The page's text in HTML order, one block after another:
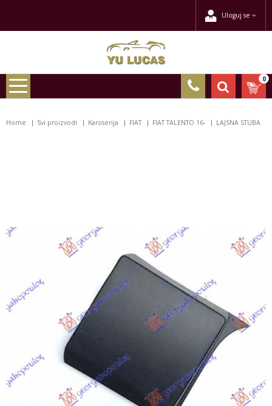
Uloguj se
0
Home Svi proizvodi Karoserija FIAT FIAT TALENTO 16- LAJSNA STUBA